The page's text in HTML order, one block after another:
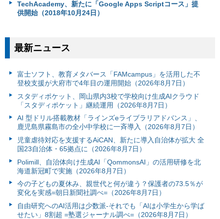
TechAcademy、新たに「Google Apps Scriptコース」提
供開始（2018年10月24日）
最新ニュース
富⼠ソフト、教育メタバース「FAMcampus」を活用した不
登校支援が大府市で4年目の運用開始（2026年8月7日）
スタディポケット、岡山県内3校で学校向け生成AIクラウド
「スタディポケット」継続運用（2026年8月7日）
AI 型ドリル搭載教材「ラインズeライブラリアドバンス」、
鹿児島県霧島市の全小中学校に一斉導入（2026年8月7日）
児童虐待対応を支援するAiCAN、新たに導入自治体が拡大 全
国23自治体・65拠点に（2026年8月7日）
Polimill、自治体向け生成AI「QommonsAI」の活用研修を北
海道新冠町で実施（2026年8月7日）
今の子どもの夏休み、親世代と何が違う？保護者の73.5％が
変化を実感=朝日新聞社調べ=（2026年8月7日）
自由研究へのAI活用は少数派-それでも「AIは小学生から学ば
せたい」8割超 =塾選ジャーナル調べ=（2026年8月7日）